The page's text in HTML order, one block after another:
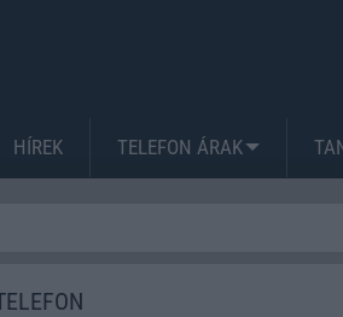
HÍREK TELEFON ÁRAK